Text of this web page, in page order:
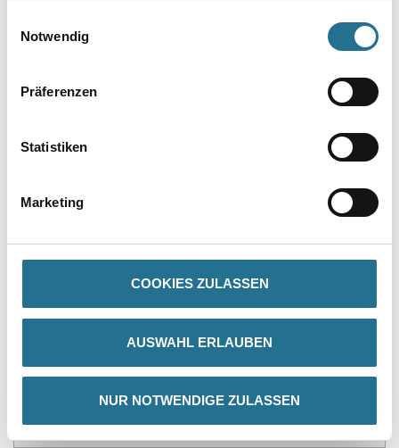
Notwendig
Präferenzen
Statistiken
Marketing
COOKIES ZULASSEN
AUSWAHL ERLAUBEN
NUR NOTWENDIGE ZULASSEN
PRODUKTEIGENSCHAFTEN
ZUSATZINFOS